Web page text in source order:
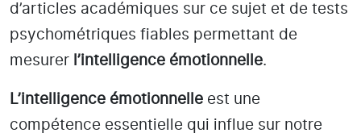
d’articles académiques sur ce sujet et de tests
psychométriques fiables permettant de
mesurer l’intelligence émotionnelle.
L’intelligence émotionnelle est une
compétence essentielle qui influe sur notre